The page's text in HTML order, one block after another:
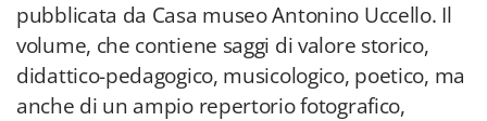
pubblicata da Casa museo Antonino Uccello. Il
volume, che contiene saggi di valore storico,
didattico-pedagogico, musicologico, poetico, ma
anche di un ampio repertorio fotografico,